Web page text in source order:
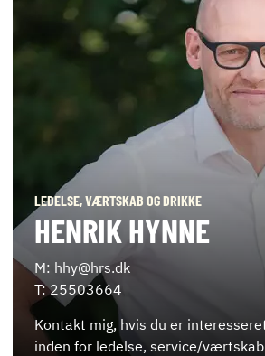
LEDELSE, VÆRTSKAB OG DRIKKE
HENRIK HYNNE
M: hhy@hrs.dk
T: 25503664
Kontakt mig, hvis du er
inden for ledelse, service/